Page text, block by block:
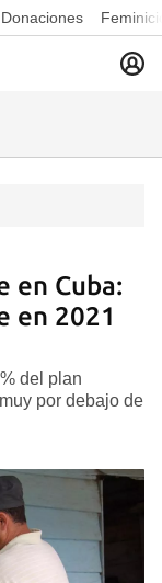
Donaciones
en Cuba:
en 2021
del plan
por debajo de